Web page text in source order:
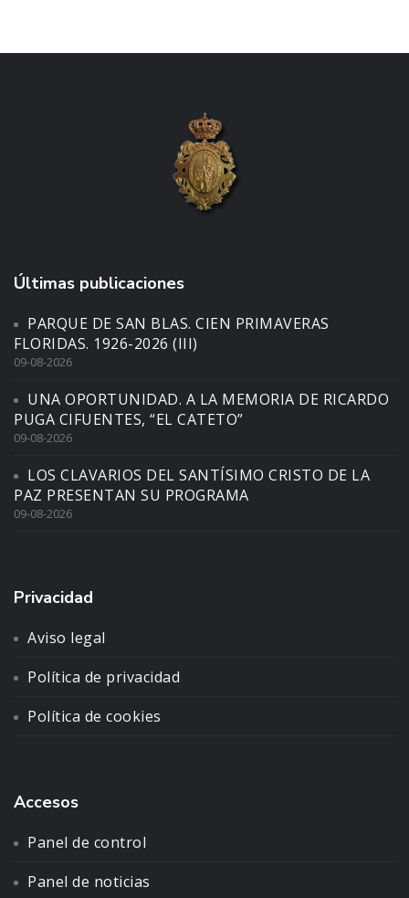
Últimas publicaciones
PARQUE DE SAN BLAS. CIEN PRIMAVERAS
FLORIDAS. 1926-2026 (III)
09-08-2026
UNA OPORTUNIDAD. A LA MEMORIA DE RICARDO
PUGA CIFUENTES, “EL CATETO”
09-08-2026
LOS CLAVARIOS DEL SANTÍSIMO CRISTO DE LA
PAZ PRESENTAN SU PROGRAMA
09-08-2026
Privacidad
Aviso legal
Política de privacidad
Política de cookies
Accesos
Panel de control
Panel de noticias